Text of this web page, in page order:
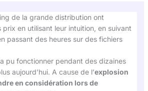
de la grande distribution ont
en utilisant leur intuition, en suivant
passant des heures sur des fichiers
pu fonctionner pendant des dizaines
aujourd’hui. A cause de l’explosion
en considération lors de